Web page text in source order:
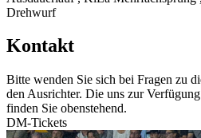
Drehwurf
Kontakt
Bitte wenden Sie sich bei Fragen zu
den Ausrichter. Die uns zur
finden Sie obenstehend.
DM-Tickets